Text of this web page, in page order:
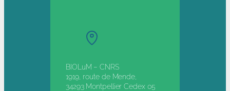
BIOLuM – CNRS
1919, route de Mende,
34293 Montpellier Cedex 05